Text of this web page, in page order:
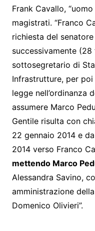
Frank Cavallo,
magistrati. “Franco
richiesta del senatore
successivamente
sottosegretario di
Infrastrutture, per
legge nell’ordinanza
assumere Marco
Gentile risulta con
22 gennaio 2014 e
2014 verso Franco
mettendo Marco
Alessandra Savino,
amministrazione
Domenico Olivieri”.